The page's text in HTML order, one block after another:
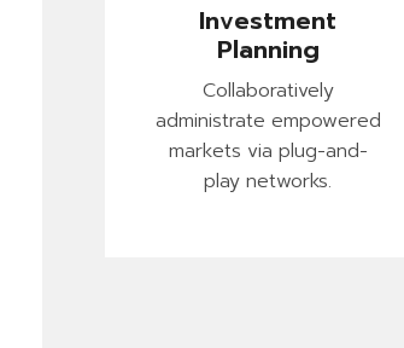
Investment
Planning
Collaboratively
administrate empowered
markets via plug-and-
play networks.